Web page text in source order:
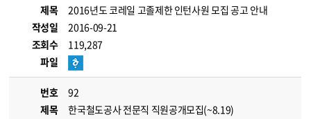
제목
2016년도 코레일 고졸제한 인턴사원 모집 공고 안내
작성일
2016-09-21
조회수
119,287
파일
번호
92
제목
한국철도공사 전문직 직원공개모집(~8.19)